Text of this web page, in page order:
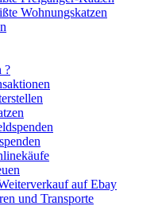
Wohnungskatzen
?
auf Ebay
und Transporte